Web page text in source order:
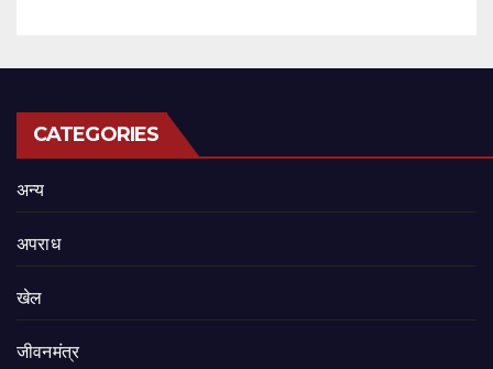
CATEGORIES
अन्य
अपराध
खेल
जीवनमंत्र